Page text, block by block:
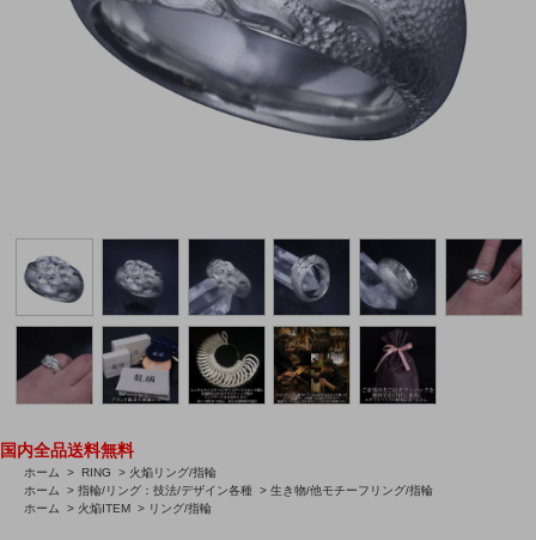
国内全品送料無料
ホーム > RING > 火焔リング/指輪
ホーム
> 指輪/リング：技法/デザイン各種 > 生き物/他モチーフリング/指輪
ホーム
> 火焔ITEM > リング/指輪